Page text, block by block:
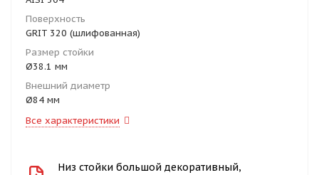
Поверхность
GRIT 320 (шлифованная)
Размер стойки
Ø38.1 мм
Внешний диаметр
Ø84 мм
Все характеристики
Низ стойки большой декоративный,